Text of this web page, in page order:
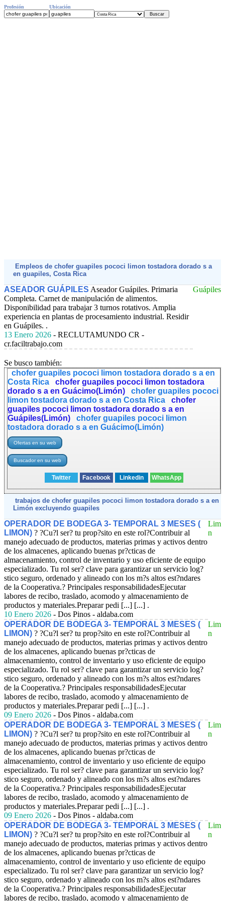
Profesión Ubicación
Empleos de chofer guapiles pococi limon tostadora dorado s a
en guapiles, Costa Rica
ASEADOR GUÁPILES Aseador Guápiles. Primaria
Completa. Carnet de manipulación de alimentos.
Disponibilidad para trabajar 3 turnos rotativos. Amplia
experiencia en plantas de procesamiento industrial. Residir
en Guápiles. .
13 Enero 2026 - RECLUTAMUNDO CR -
cr.faciltrabajo.com
Guápiles
Se busco también:
chofer guapiles pococi limon tostadora dorado s a en
Costa Rica
chofer guapiles pococi limon tostadora
dorado s a en Guácimo(Limón)
chofer guapiles pococi
limon tostadora dorado s a en Costa Rica
chofer
guapiles pococi limon tostadora dorado s a en
Guápiles(Limón)
chofer guapiles pococi limon
tostadora dorado s a en Guácimo(Limón)
Twitter Facebook Linkedin WhatsApp
trabajos de chofer guapiles pococi limon tostadora dorado s a en
Limón excluyendo guapiles
OPERADOR DE BODEGA 3- TEMPORAL 3 MESES (
LIMON) ? ?Cu?l ser? tu prop?sito en este rol?Contribuir al
manejo adecuado de productos, materias primas y activos dentro
de los almacenes, aplicando buenas pr?cticas de
almacenamiento, control de inventario y uso eficiente de equipo
especializado. Tu rol ser? clave para garantizar un servicio log?
stico seguro, ordenado y alineado con los m?s altos est?ndares
de la Cooperativa.? Principales responsabilidadesEjecutar
labores de recibo, traslado, acomodo y almacenamiento de
productos y materiales.Preparar pedi [...] [...] .
10 Enero 2026 - Dos Pinos - aldaba.com
Lim
n
OPERADOR DE BODEGA 3- TEMPORAL 3 MESES (
LIMON) ? ?Cu?l ser? tu prop?sito en este rol?Contribuir al
manejo adecuado de productos, materias primas y activos dentro
de los almacenes, aplicando buenas pr?cticas de
almacenamiento, control de inventario y uso eficiente de equipo
especializado. Tu rol ser? clave para garantizar un servicio log?
stico seguro, ordenado y alineado con los m?s altos est?ndares
de la Cooperativa.? Principales responsabilidadesEjecutar
labores de recibo, traslado, acomodo y almacenamiento de
productos y materiales.Preparar pedi [...] [...] .
09 Enero 2026 - Dos Pinos - aldaba.com
Lim
n
OPERADOR DE BODEGA 3- TEMPORAL 3 MESES (
LIMON) ? ?Cu?l ser? tu prop?sito en este rol?Contribuir al
manejo adecuado de productos, materias primas y activos dentro
de los almacenes, aplicando buenas pr?cticas de
almacenamiento, control de inventario y uso eficiente de equipo
especializado. Tu rol ser? clave para garantizar un servicio log?
stico seguro, ordenado y alineado con los m?s altos est?ndares
de la Cooperativa.? Principales responsabilidadesEjecutar
labores de recibo, traslado, acomodo y almacenamiento de
productos y materiales.Preparar pedi [...] [...] .
09 Enero 2026 - Dos Pinos - aldaba.com
Lim
n
OPERADOR DE BODEGA 3- TEMPORAL 3 MESES (
LIMON) ? ?Cu?l ser? tu prop?sito en este rol?Contribuir al
manejo adecuado de productos, materias primas y activos dentro
de los almacenes, aplicando buenas pr?cticas de
almacenamiento, control de inventario y uso eficiente de equipo
especializado. Tu rol ser? clave para garantizar un servicio log?
stico seguro, ordenado y alineado con los m?s altos est?ndares
de la Cooperativa.? Principales responsabilidadesEjecutar
labores de recibo, traslado, acomodo y almacenamiento de
Lim
n